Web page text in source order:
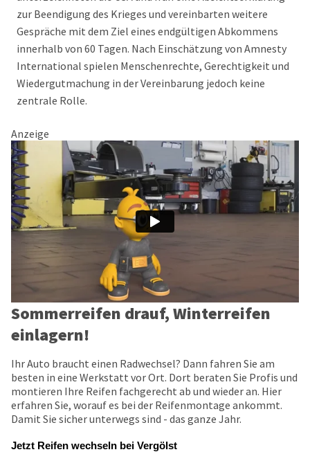
zur Beendigung des Krieges und vereinbarten weitere
Gespräche mit dem Ziel eines endgültigen Abkommens
innerhalb von 60 Tagen. Nach Einschätzung von Amnesty
International spielen Menschenrechte, Gerechtigkeit und
Wiedergutmachung in der Vereinbarung jedoch keine
zentrale Rolle.
Anzeige
Sommerreifen drauf, Winterreifen
einlagern!
Ihr Auto braucht einen Radwechsel? Dann fahren Sie am
besten in eine Werkstatt vor Ort. Dort beraten Sie Profis und
montieren Ihre Reifen fachgerecht ab und wieder an. Hier
erfahren Sie, worauf es bei der Reifenmontage ankommt.
Damit Sie sicher unterwegs sind - das ganze Jahr.
Jetzt Reifen wechseln bei Vergölst